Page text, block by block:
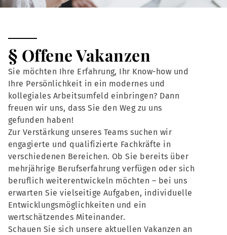
§ Offene Vakanzen
Sie möchten Ihre Erfahrung, Ihr Know-how und
Ihre Persönlichkeit in ein modernes und
kollegiales Arbeitsumfeld einbringen? Dann
freuen wir uns, dass Sie den Weg zu uns
gefunden haben!
Zur Verstärkung unseres Teams suchen wir
engagierte und qualifizierte Fachkräfte in
verschiedenen Bereichen. Ob Sie bereits über
mehrjährige Berufserfahrung verfügen oder sich
beruflich weiterentwickeln möchten – bei uns
erwarten Sie vielseitige Aufgaben, individuelle
Entwicklungsmöglichkeiten und ein
wertschätzendes Miteinander.
Schauen Sie sich unsere aktuellen Vakanzen an